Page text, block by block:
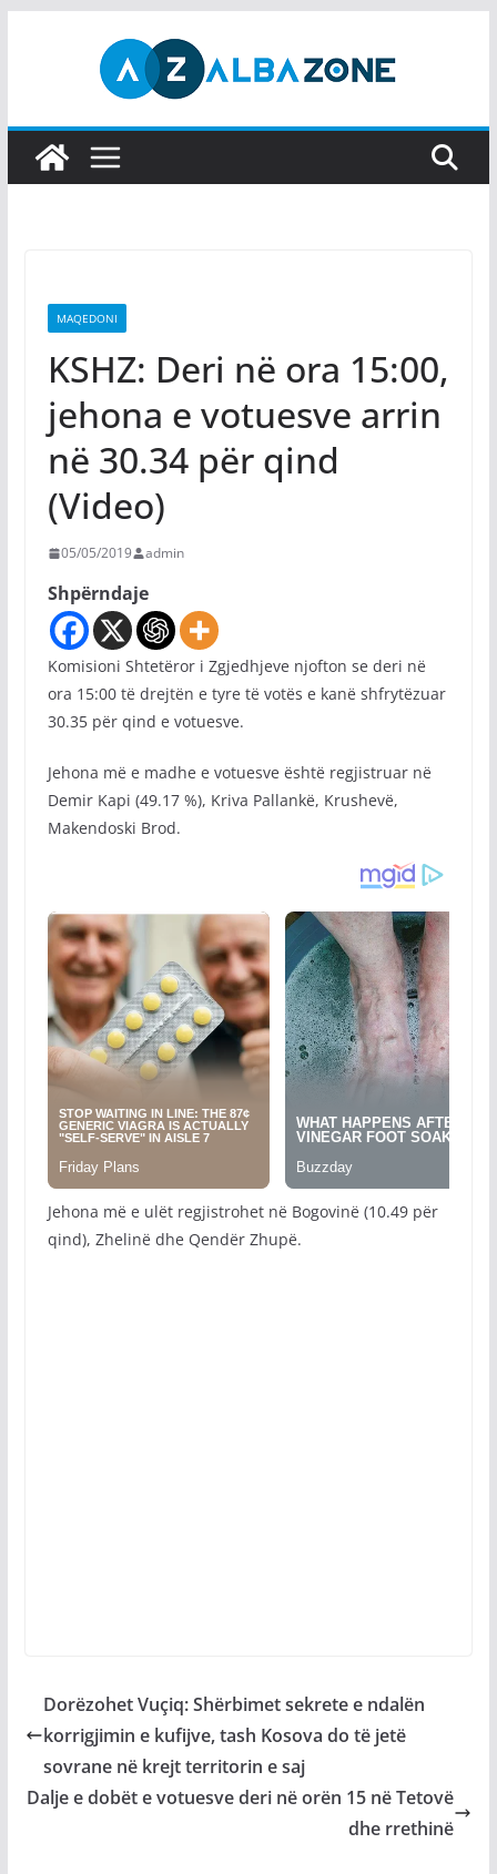
MAQEDONI
KSHZ: Deri në ora 15:00,
jehona e votuesve arrin
në 30.34 për qind
(Video)
05/05/2019 admin
Shpërndaje
Komisioni Shtetëror i Zgjedhjeve njofton se deri në
ora 15:00 të drejtën e tyre të votës e kanë shfrytëzuar
30.35 për qind e votuesve.
Jehona më e madhe e votuesve është regjistruar në
Demir Kapi (49.17 %), Kriva Pallankë, Krushevë,
Makendoski Brod.
Jehona më e ulët regjistrohet në Bogovinë (10.49 për
qind), Zhelinë dhe Qendër Zhupë.
Dorëzohet Vuçiq: Shërbimet sekrete e ndalën
korrigjimin e kufijve, tash Kosova do të jetë
sovrane në krejt territorin e saj
Dalje e dobët e votuesve deri në orën 15 në Tetovë
dhe rrethinë